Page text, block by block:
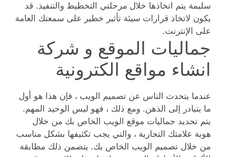
سليمة يتم اتخاذها خلال مرحلتي التخطيط والتنفيذ. قد
يكون لاتخاذ قرارات سيئة تأثير خطير على سمعتك العامة
على الإنترنت.
جماليات الموقع و شركة
انشاء مواقع الكترونية
عندما يتحدث الناس عن تصميم الويب ، فإن هذا هو أول
ما يتبادر إلى الذهن. ومع ذلك ، فهو ليس الوحيد المهم.
يتم تحديد جماليات موقع الويب الخاص بك من خلال
هوية علامتك التجارية ، والتي يجب تكثيفها بشكل مناسب
من خلال تصميم الويب الخاص بك. يتضمن ذلك مطابقة